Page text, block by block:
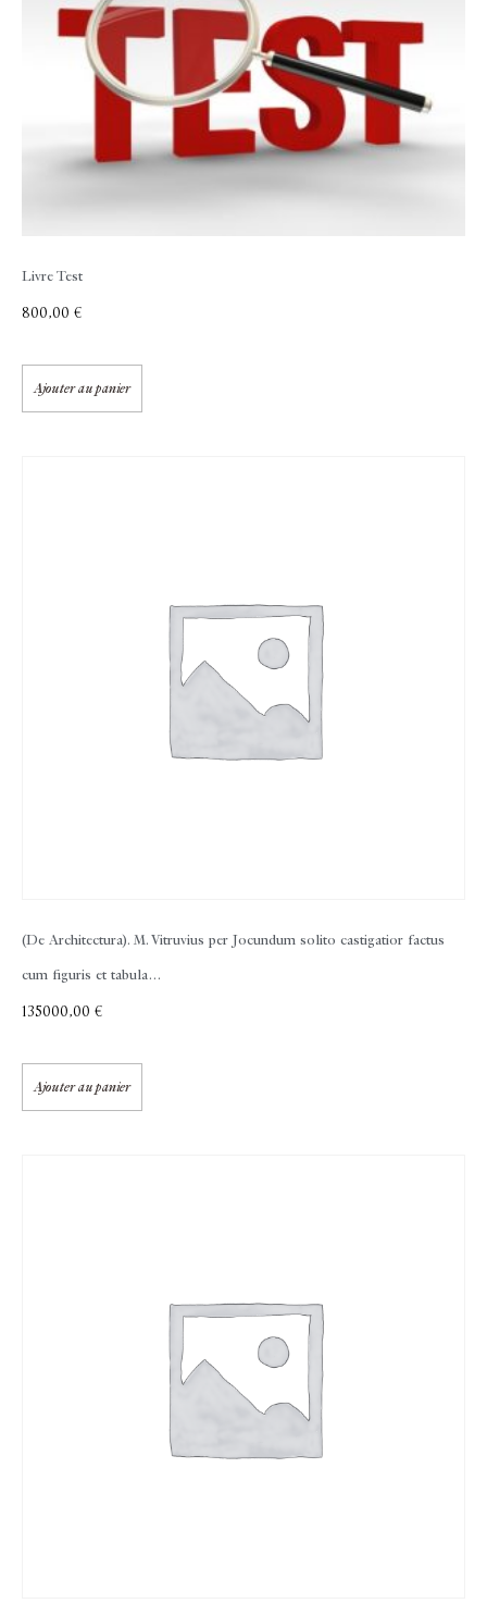
Livre Test
800,00 €
Ajouter au panier
(De Architectura). M. Vitruvius per Jocundum solito castigatior factus
cum figuris et tabula…
135000,00 €
Ajouter au panier